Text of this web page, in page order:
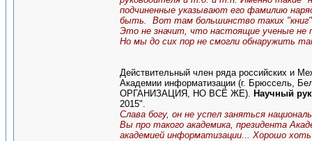
подчиненные указывают его фамилию
быть. Вот там большинство таких "книг"
Это не значит, что настоящие ученые не
Но мы до сих пор не смогли обнаружить
Действительный член ряда российских и
Академии информатизации (г.
ОРГАНИЗАЦИЯ, НО ВСЁ ЖЕ). Научный
2015".
Слава богу, он не успел заняться
Вы про такого академика, президента
академией информатизации... Хорошо